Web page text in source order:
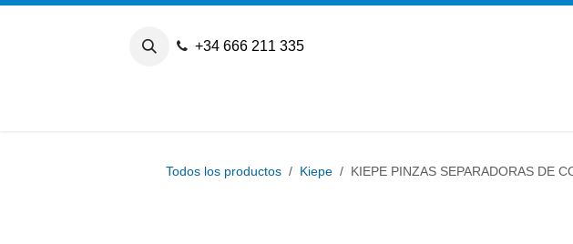
Ir al contenido
+34 666 211 335
Todos los productos Kiepe KIEPE PINZAS SEPARADORAS DE